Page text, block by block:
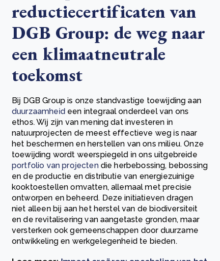
reductiecertificaten van
DGB Group: de weg naar
een klimaatneutrale
toekomst
Bij DGB Group is onze standvastige toewijding aan
duurzaamheideen integraal onderdeel van ons
ethos. Wij zijn van mening dat investeren in
natuurprojecten de meest effectieve weg is naar
het beschermen en herstellen van ons milieu. Onze
toewijding wordt weerspiegeld in ons uitgebreide
portfolio van projectendie herbebossing, bebossing
en de productie en distributie van energiezuinige
kooktoestellen omvatten, allemaal met precisie
ontworpen en beheerd. Deze initiatieven dragen
niet alleen bij aan het herstel van de biodiversiteit
en de revitalisering van aangetaste gronden, maar
versterken ook gemeenschappen door duurzame
ontwikkeling en werkgelegenheid te bieden.